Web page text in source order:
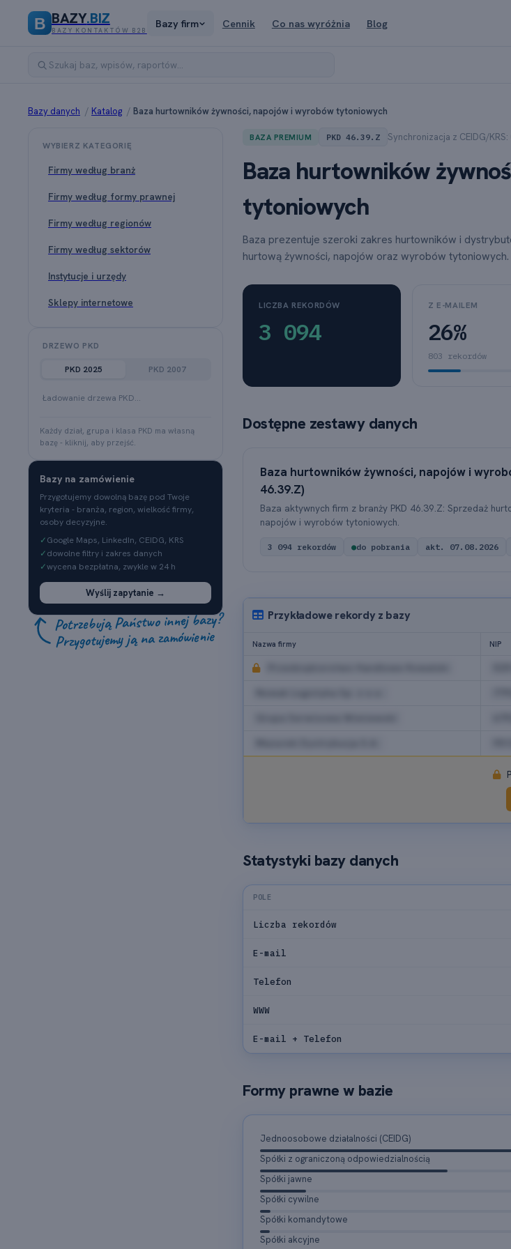
B BAZY.BIZ
BAZY KONTAKTÓW B2B
Bazy firm Cennik Co nas wyróżnia Blog
Bazy danych / Katalog / Baza hurtowników żywności, napojów i wyrobów tytoniowych
WYBIERZ KATEGORIĘ
Firmy według branż
Firmy według formy prawnej
Firmy według regionów
Firmy według sektorów
Instytucje i urzędy
Sklepy internetowe
DRZEWO PKD
PKD 2025 PKD 2007
Ładowanie drzewa PKD…
Każdy dział, grupa i klasa PKD ma własną
bazę - kliknij, aby przejść.
Bazy na zamówienie
Przygotujemy dowolną bazę pod Twoje
kryteria - branża, region, wielkość firmy,
osoby decyzyjne.
✓Google Maps, LinkedIn, CEIDG, KRS
✓dowolne filtry i zakres danych
✓wycena bezpłatna, zwykle w 24 h
Wyślij zapytanie →
Potrzebują Państwo innej bazy?
Przygotujemy ją na zamówienie
BAZA PREMIUM PKD 46.39.Z Synchronizacja z CEIDG/KRS:
Baza hurtowników
tytoniowych
Baza prezentuje szeroki zakres hurtowników i
hurtową żywności, napojów oraz wyrobów tytoniowych.
LICZBA REKORDÓW
3 094
Z E-MAILEM
26%
803 rekordów
Dostępne zestawy danych
Baza hurtowników żywności, napojów i
46.39.Z)
Baza aktywnych firm z branży PKD 46.39.Z: Sprzedaż
napojów i wyrobów tytoniowych.
3 094 rekordów ●do pobrania akt. 07.08.2026
Przykładowe rekordy z bazy
Nazwa firmy NIP
Statystyki bazy danych
POLE
Liczba rekordów
E-mail
Telefon
WWW
E-mail + Telefon
Formy prawne w bazie
Jednoosobowe działalności (CEIDG)
Spółki z ograniczoną odpowiedzialnością
Spółki jawne
Spółki cywilne
Spółki komandytowe
Spółki akcyjne